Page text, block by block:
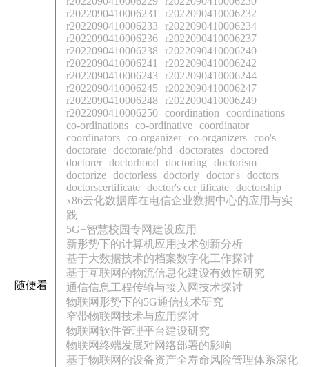
随便看
r2022090410006231
r2022090410006232
r2022090410006233 r2022090410006234
r2022090410006236 r2022090410006237
r2022090410006238 r2022090410006240
r2022090410006241
r2022090410006242
r2022090410006243 r2022090410006244
r2022090410006245 r2022090410006247
r2022090410006248 r2022090410006249
r2022090410006250 coordination
coordinations
co-ordinations co-ordinative coordinator
coordinators co-organizer co-organizers coo's
doctorate doctorate/phd doctorates doctored
doctorer doctorhood doctoring
doctorism
doctorize doctorless doctorly doctor's doctors
doctorscertificate doctor's cerˌtificate doctorship
x86云化数据库在电信企业数据中心的应用与实
践
5G+智慧校园专网建设应用
新形势下的计算机应用技术创新分析
基于大数据技术的档案数字化工作探讨
基于互联网的物流信息化建设有效性研究
通信信息工程传输与接入网技术探讨
物联网形势下的5G通信技术研究
窄带物联网技术与应用探讨
物联网软件管理平台建设研究
物联网终端发展对网络部署的影响
基于物联网的设备资产全寿命风险管理体系深化